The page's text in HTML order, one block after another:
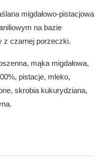
migdałowo-pistacjowa
na bazie
z czarnej porzeczki.
mąka migdałowa,
pistacje, mleko,
skrobia kukurydziana,